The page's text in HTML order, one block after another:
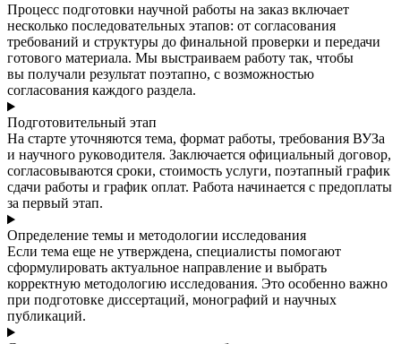
Процесс подготовки научной работы на заказ включает
несколько последовательных этапов: от согласования
требований и структуры до финальной проверки и передачи
готового материала. Мы выстраиваем работу так, чтобы
вы получали результат поэтапно, с возможностью
согласования каждого раздела.
Подготовительный этап
На старте уточняются тема, формат работы, требования ВУЗа
и научного руководителя. Заключается официальный договор,
согласовываются сроки, стоимость услуги, поэтапный график
сдачи работы и график оплат. Работа начинается с предоплаты
за первый этап.
Определение темы и методологии исследования
Если тема еще не утверждена, специалисты помогают
сформулировать актуальное направление и выбрать
корректную методологию исследования. Это особенно важно
при подготовке диссертаций, монографий и научных
публикаций.